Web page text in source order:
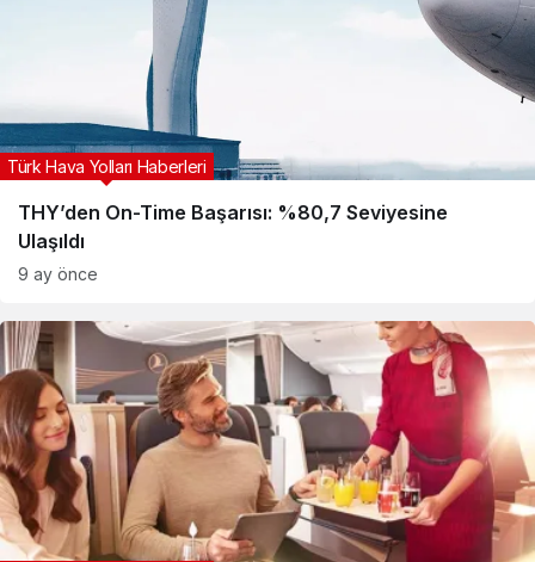
THY’den On-Time Başarısı: %80,7 Seviyesine
Ulaşıldı
Türk Hava Yolları Haberleri
9 ay önce